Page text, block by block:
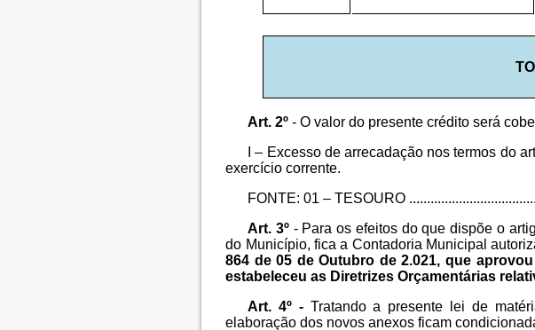
Art. 2º - O valor do presente crédito será
I – Excesso de arrecadação nos termos do
exercício corrente.
FONTE: 01 – TESOURO
Art. 3º- Para os efeitos do que dispõe o
do Município, fica a Contadoria Municipal
864 de 05 de Outubro de 2.021, que aprovou
estabeleceu as Diretrizes Orçamentárias
Art. 4º -Tratando a presente lei de
elaboração dos novos anexos ficam